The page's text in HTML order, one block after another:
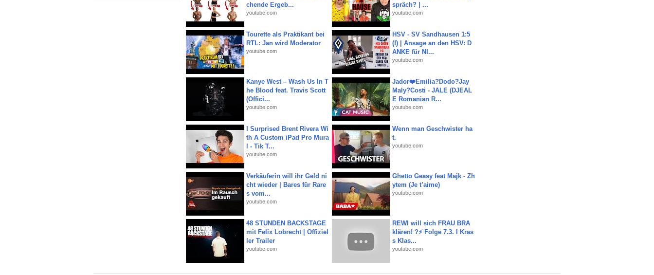
chende Ergeb...
youtube.com
spräch? | ...
youtube.com
Tourette als Praktikant bei
RTL: Jan wird Moderator
youtube.com
HSV - SV Sandhausen 1:5
(!) | Ansage an den HSV: D
ANKE für NI...
youtube.com
Kanye West – Wash Us In T
he Blood feat. Travis Scott
(Offici...
youtube.com
Jador❤️Emilia?Dodo?Jay
Maly?Costi - JALE (DJEAL
E Romanian R...
youtube.com
I Surprised Brent Rivera Wi
th A Custom iPad Pro Mura
l - Tik T...
youtube.com
Wenn man Geschwister ha
t.
youtube.com
Verkäuferin will ihr Geld ni
cht wieder | Bares für Rare
s vom...
youtube.com
Ghetto Geasy feat Majk - Zh
ytem (Je t’aime)
youtube.com
48 STUNDEN BACKSTAGE
mit Felix Lobrecht | Offiziel
ler Trailer
youtube.com
REWI will sich FRAU BRA
klären! ?⚡️ Folge 7.3. I Kras
s Klas...
youtube.com